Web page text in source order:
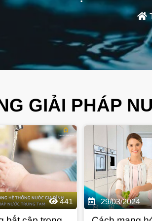
GIẢI PHÁP
441 29/03/2024